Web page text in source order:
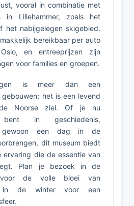
vooral in combinatie met
in Lillehammer, zoals het
het nabijgelegen skigebied.
bereikbaar per auto
en entreeprijzen zijn
voor families en groepen.
is meer dan een
het is een levend
Noorse ziel. Of je nu
bent in geschiedenis,
gewoon een dag in de
dit museum biedt
ervaring die de essentie van
Plan je bezoek in de
voor de volle bloei van
in de winter voor een